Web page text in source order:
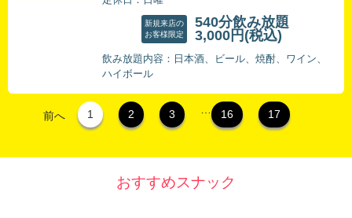
新規来店の
お客様限定
540分飲み放題
3,000円 (税込)
飲み放題内容：日本酒、ビール、焼酎、ワイン、
ハイボール
前へ 1 2 3 16 17
おすすめスナック